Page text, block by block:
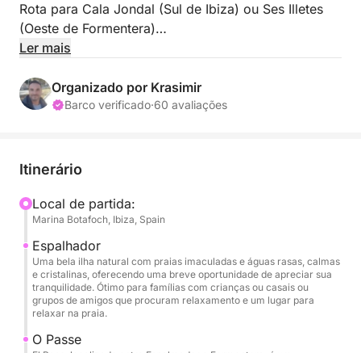
Rota para Cala Jondal (Sul de Ibiza) ou Ses Illetes
(Oeste de Formentera)
Barco com skipper e combustível incluídos: €950
depósito de €550, sendo o restante pago no
momento do check-in.
(Oeste de Formentera / Ibiza - Espalmador - Illetes -
Esta opção oferece uma viagem rápida à
deslumbrante beleza de Formentera. Navegaremos
de Ibiza até as praias imaculadas de Espalmador,
permitindo que você aprecie rapidamente o seu
charme natural. O ponto alto deste itinerário é uma
visita à mundialmente famosa praia de Illetes.
Mesmo em uma visita mais curta, você ficará
Ler mais
Organizado por Krasimir
Barco verificado·60 avaliações
Itinerário
Local de partida:
Marina Botafoch, Ibiza, Spain
Espalhador
Uma bela ilha natural com praias imaculadas e águas rasas, calmas
e cristalinas, oferecendo uma breve oportunidade de apreciar sua
tranquilidade. Ótimo para famílias com crianças ou casais ou
grupos de amigos que procuram relaxamento e um lugar para
relaxar na praia.
O Passe